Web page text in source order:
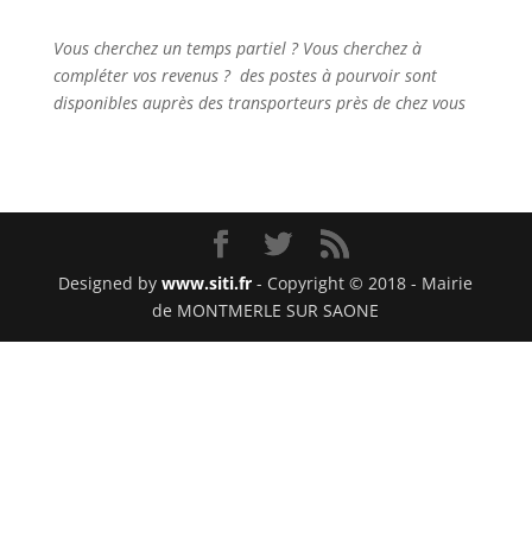
Vous cherchez un temps partiel ? Vous cherchez à
compléter vos revenus ? des postes à pourvoir sont
disponibles auprès des transporteurs près de chez vous
Designed bywww.siti.fr - Copyright © 2018 - Mairie
de MONTMERLE SUR SAONE